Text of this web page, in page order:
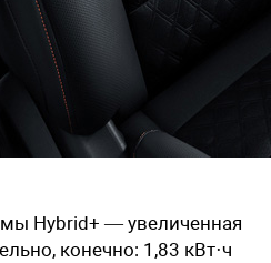
Hybrid+ — увеличенная
конечно: 1,83 кВт·ч